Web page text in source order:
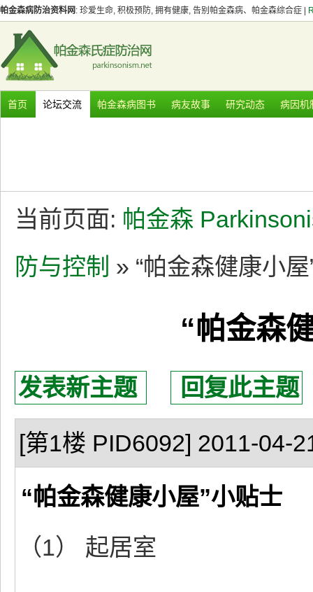
帕金森病防治资料网 : 珍爱生命, 积极预防, 拥有健康, 告别帕金森病、帕金森综合症 |
首页 论坛交流 帕金森病图书 病友故事 研究动态 病因机
当前页面: 帕金森
防与控制 » “帕金森健康小
“帕金森
发表新主题 回复此主题
[第1楼 PID6092] 2011-04-
“帕金森健康小屋”小贴士
（1） 起居室